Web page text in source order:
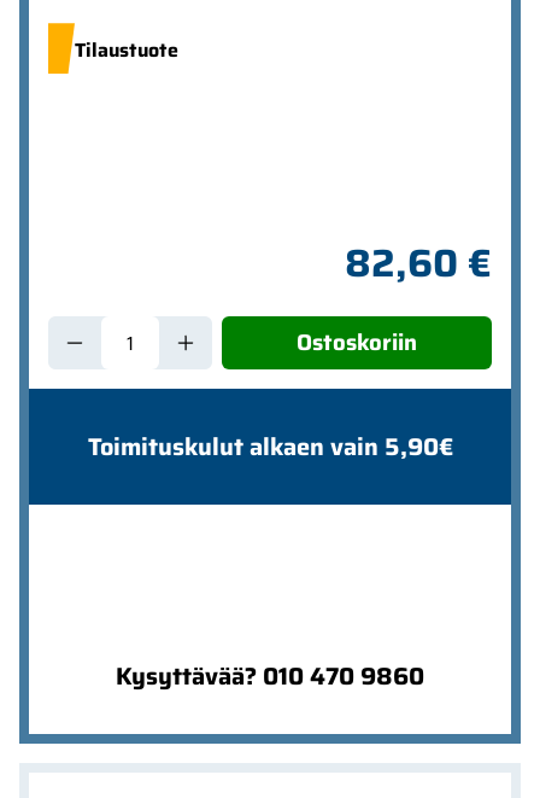
Tilaustuote
82,60 €
Ostoskoriin
Toimituskulut alkaen vain 5,90€
Kysyttävää? 010 470 9860